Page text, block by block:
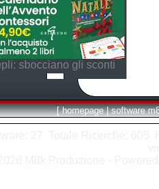
sbocciano gli sconti
[ homepage | software